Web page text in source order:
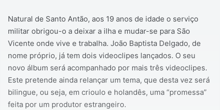
Natural de Santo Antão, aos 19 anos de idade o serviço
militar obrigou-o a deixar a ilha e mudar-se para São
Vicente onde vive e trabalha. João Baptista Delgado, de
nome próprio, já tem dois videoclipes lançados. O seu
novo álbum será acompanhado por mais três videoclipes.
Este pretende ainda relançar um tema, que desta vez será
bilingue, ou seja, em crioulo e holandês, uma “promessa”
feita por um produtor estrangeiro.